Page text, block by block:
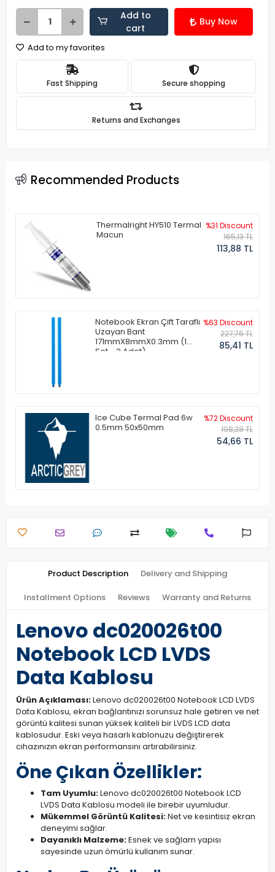
Add to
cart
Buy Now
Add to my favorites
Fast Shipping Secure shopping
Returns and Exchanges
Recommended Products
Thermalright HY510 Termal
Macun
%31 Discount
165,13 TL
113,88 TL
Notebook Ekran Çift Taraflı
Uzayan Bant
171mmX8mmX0.3mm (1
Set - 2 Adet)
%63 Discount
227,76 TL
85,41 TL
Ice Cube Termal Pad 6w
0.5mm 50x50mm
%72 Discount
198,38 TL
54,66 TL
Product Description Delivery and Shipping
Installment Options Reviews Warranty and Returns
Lenovo dc020026t00
Notebook LCD LVDS
Data Kablosu
Ürün Açıklaması:Lenovo dc020026t00 Notebook LCD LVDS
Data Kablosu, ekran bağlantınızı sorunsuz hale getiren ve net
görüntü kalitesi sunan yüksek kaliteli bir LVDS LCD data
kablosudur. Eski veya hasarlı kablonuzu değiştirerek
cihazınızın ekran performansını artırabilirsiniz.
Öne Çıkan Özellikler:
Tam Uyumlu:Lenovo dc020026t00 Notebook LCD
LVDS Data Kablosu modeli ile birebir uyumludur.
Mükemmel Görüntü Kalitesi:Net ve kesintisiz ekran
deneyimi sağlar.
Dayanıklı Malzeme:Esnek ve sağlam yapısı
sayesinde uzun ömürlü kullanım sunar.